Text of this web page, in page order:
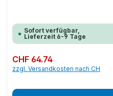
Sofort verfügbar,
Lieferzeit 6-9 Tage
Regulärer Preis:
CHF 64.74
zzgl. Versandkosten nach CH